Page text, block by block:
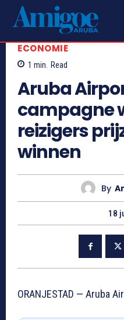
ECONOMIE
1 min. Read
Aruba
campagne
reizigers
winnen
By
18
ORANJESTAD — Aruba